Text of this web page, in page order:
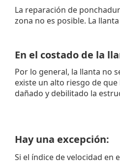
La reparación de
zona no es posible. La
En el costado de la
Por lo general, la llanta no
existe un alto riesgo de
dañado y debilitado la
Hay una excepción:
Si el índice de velocidad en